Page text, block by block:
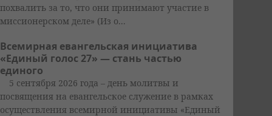
похвалить за то, что они принимают участие в
миссионерском деле» (Из о...
Всемирная евангельская инициатива
«Единый голос 27» — стань частью
единого
5 сентября 2026 года – день молитвы и
посвящения на евангельское служение в рамках
осуществления всемирной инициативы «Единый